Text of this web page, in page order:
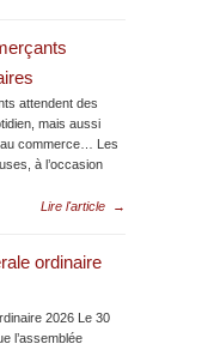
attendent des
mais aussi
au commerce… Les
à l’occasion
Lire l'article
→
ordinaire
2026 Le 30
l’assemblée